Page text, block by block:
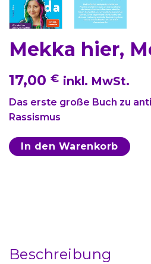
Mekka hier,
17,00 € inkl. MwSt.
Das erste große Buch zu
Rassismus
In den Warenkorb
Beschreibung